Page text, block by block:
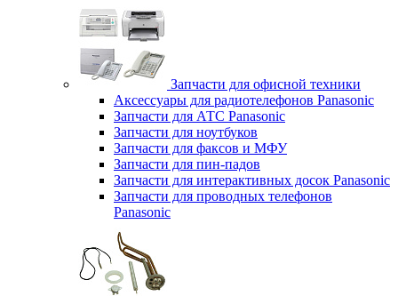
Запчасти для офисной техники
Аксессуары для радиотелефонов Panasonic
Запчасти для АТС Panasonic
Запчасти для ноутбуков
Запчасти для факсов и МФУ
Запчасти для пин-падов
Запчасти для интерактивных досок Panasonic
Запчасти для проводных телефонов
Panasonic